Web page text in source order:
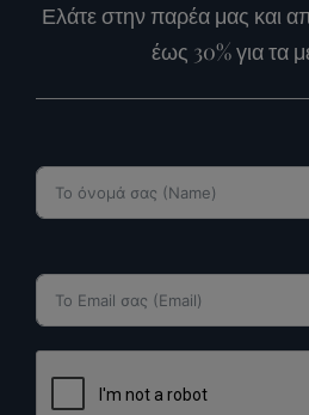
Ελάτε στην παρέα μας και
έως 30% για τα